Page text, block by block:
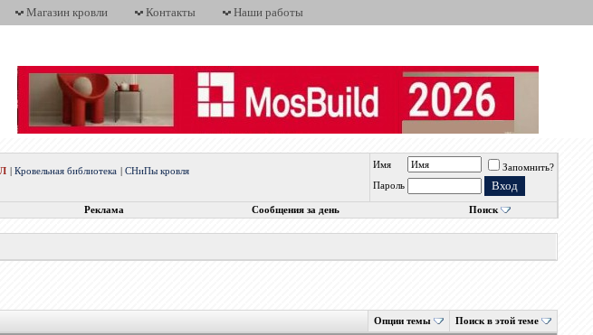
Магазин кровли Контакты Наши работы
|Кровельная библиотека |СНиПы кровля
Имя
Запомнить?
Пароль
Реклама Сообщения за день Поиск
Опции темы Поиск в этой теме